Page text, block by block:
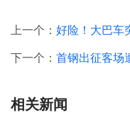
上一个： 好险！大巴车
下一个： 首钢出征客场
相关新闻